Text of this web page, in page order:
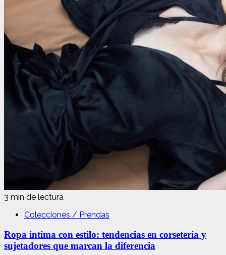
3 min de lectura
Colecciones / Prendas
Ropa íntima con estilo: tendencias en corsetería y
sujetadores que marcan la diferencia